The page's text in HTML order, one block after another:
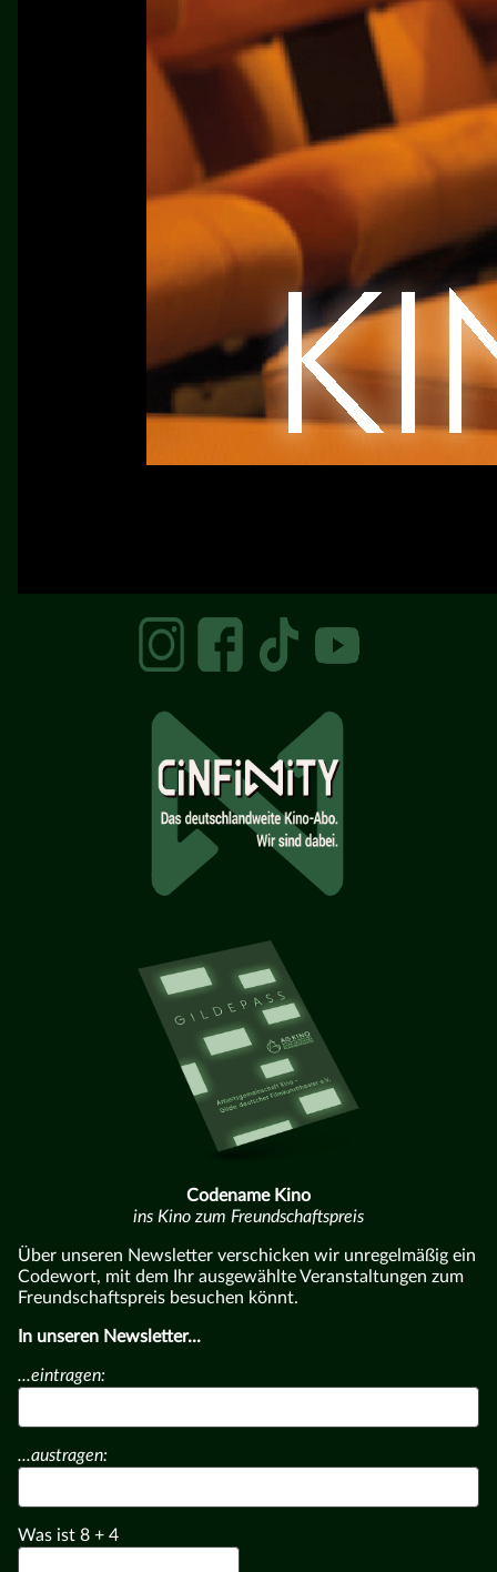
Codename Kino
ins Kino zum Freundschaftspreis
Über unseren Newsletter verschicken wir unregelmäßig ein
Codewort, mit dem Ihr ausgewählte Veranstaltungen zum
Freundschaftspreis besuchen könnt.
In unseren Newsletter...
...eintragen:
...austragen:
Was ist 8 + 4